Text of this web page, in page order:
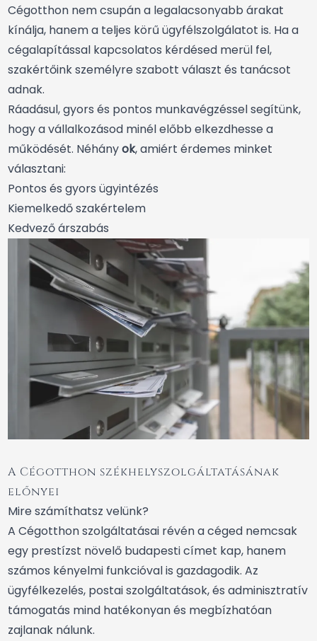
Cégotthon nem csupán a legalacsonyabb árakat
kínálja, hanem a teljes körű ügyfélszolgálatot is. Ha a
cégalapítással kapcsolatos kérdésed merül fel,
szakértőink személyre szabott választ és tanácsot
adnak.
Ráadásul, gyors és pontos munkavégzéssel segítünk,
hogy a vállalkozásod minél előbb elkezdhesse a
működését. Néhányok, amiért érdemes minket
választani:
Pontos és gyors ügyintézés
Kiemelkedő szakértelem
Kedvező árszabás
A Cégotthon székhelyszolgáltatásának
előnyei
Mire számíthatsz velünk?
A Cégotthon szolgáltatásai révén a céged nemcsak
egy prestízst növelő budapesti címet kap, hanem
számos kényelmi funkcióval is gazdagodik. Az
ügyfélkezelés, postai szolgáltatások, és adminisztratív
támogatás mind hatékonyan és megbízhatóan
zajlanak nálunk.